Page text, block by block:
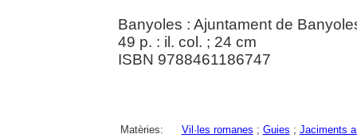
Banyoles : Ajuntament de
49 p. : il. col. ; 24 cm
ISBN 9788461186747
Matèries: Vil·les romanes ; Guies ; Jaciments